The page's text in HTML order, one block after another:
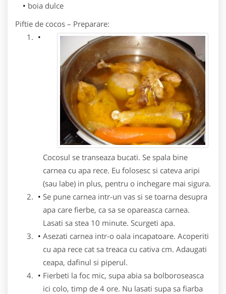
boia dulce
Piftie de cocos – Preparare:
Cocosul se transeaza bucati. Se spala bine
carnea cu apa rece. Eu folosesc si cateva aripi
(sau labe) in plus, pentru o inchegare mai sigura.
Se pune carnea intr-un vas si se toarna desupra
apa care fierbe, ca sa se opareasca carnea.
Lasati sa stea 10 minute. Scurgeti apa.
Asezati carnea intr-o oala incapatoare. Acoperiti
cu apa rece cat sa treaca cu cativa cm. Adaugati
ceapa, dafinul si piperul.
Fierbeti la foc mic, supa abia sa bolboroseasca
ici colo, timp de 4 ore. Nu lasati supa sa fiarba